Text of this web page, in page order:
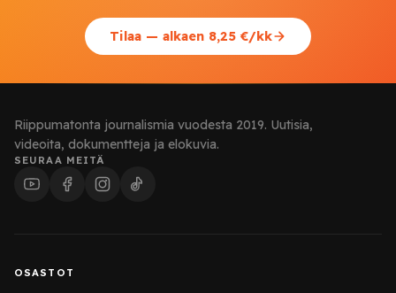
Tilaa — alkaen 8,25 €/kk
Riippumatonta journalismia vuodesta 2019. Uutisia,
videoita, dokumentteja ja elokuvia.
SEURAA MEITÄ
OSASTOT